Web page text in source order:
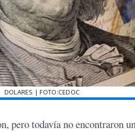
DOLARES | FOTO:CEDOC
pero todavía no encontraron